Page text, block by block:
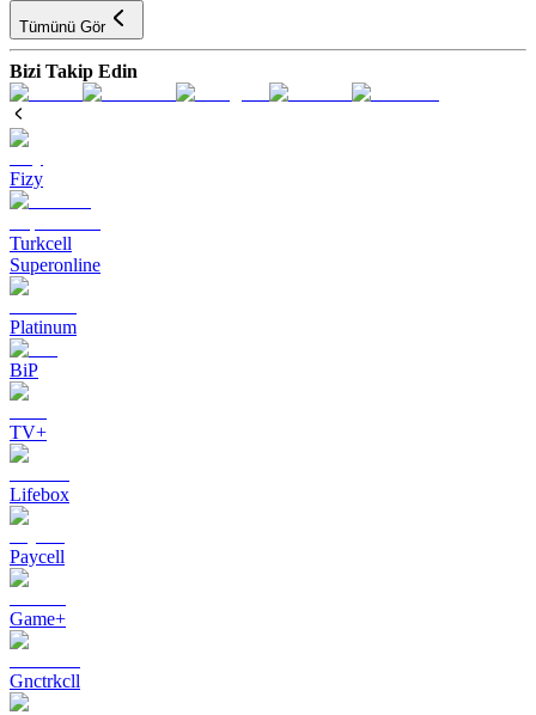
Tümünü Gör
Bizi Takip Edin
Fizy
Turkcell
Superonline
Platinum
BiP
TV+
Lifebox
Paycell
Game+
Gnctrkcll